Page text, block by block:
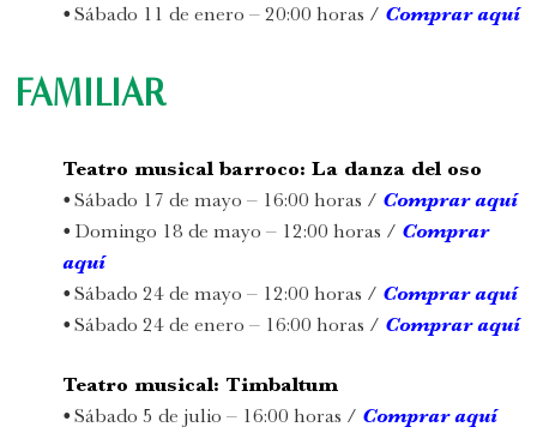
•Sábado 11 de enero – 20:00 horas / Comprar aquí
FAMILIAR
Teatro musical barroco: La danza del oso
•Sábado 17 de mayo – 16:00 horas / Compraraquí
• Domingo 18 de mayo – 12:00 horas / Comprar
aquí
•Sábado 24 de mayo – 12:00 horas / Comprar aquí
•Sábado 24 de enero – 16:00 horas / Comprar aquí
Teatro musical: Timbaltum
•Sábado 5 de julio – 16:00 horas / Compraraquí